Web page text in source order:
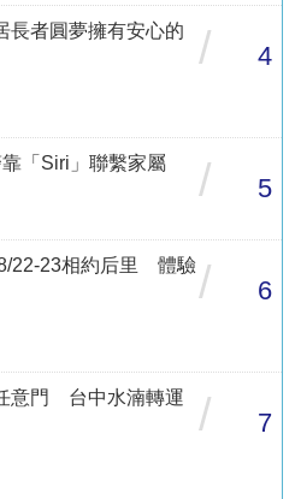
者圓夢擁有安心的
/ 4
「Siri」聯繫家屬
/ 5
8/22-23相約后里 體驗/ 6
意門 台中水湳轉運
/ 7